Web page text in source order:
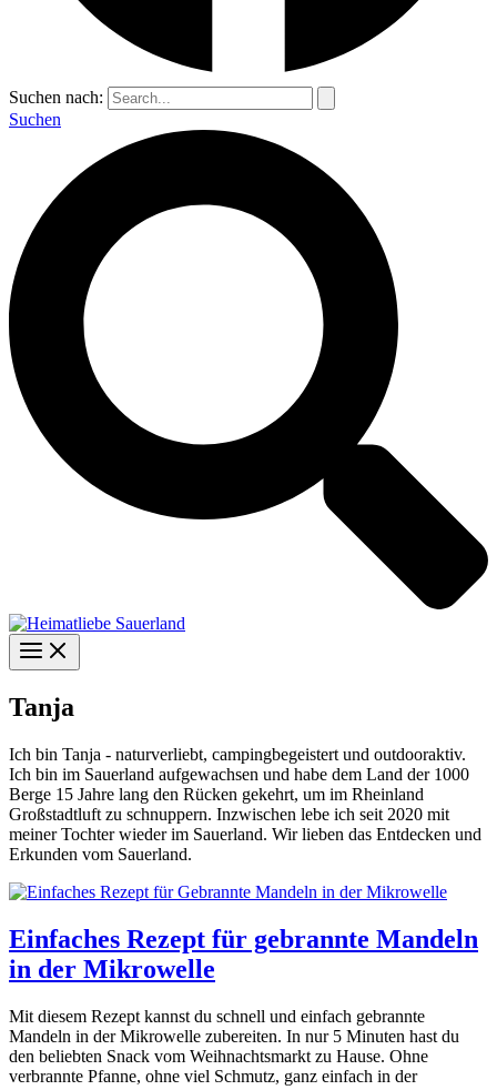
Suchen nach:
Suchen
Tanja
Ich bin Tanja - naturverliebt, campingbegeistert und outdooraktiv.
Ich bin im Sauerland aufgewachsen und habe dem Land der 1000
Berge 15 Jahre lang den Rücken gekehrt, um im Rheinland
Großstadtluft zu schnuppern. Inzwischen lebe ich seit 2020 mit
meiner Tochter wieder im Sauerland. Wir lieben das Entdecken und
Erkunden vom Sauerland.
Einfaches Rezept für gebrannte Mandeln
in der Mikrowelle
Mit diesem Rezept kannst du schnell und einfach gebrannte
Mandeln in der Mikrowelle zubereiten. In nur 5 Minuten hast du
den beliebten Snack vom Weihnachtsmarkt zu Hause. Ohne
verbrannte Pfanne, ohne viel Schmutz, ganz einfach in der